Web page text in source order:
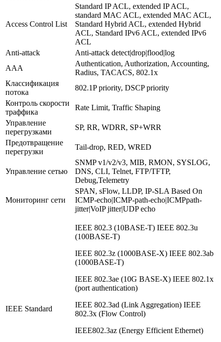
Access Control List
Standard IP ACL, extended IP ACL,
standard MAC ACL, extended MAC ACL,
Standard Hybrid ACL, extended Hybrid
ACL, Standard IPv6 ACL, extended IPv6
ACL
Anti-attack
Anti-attack detect|drop|flood|log
AAA
Authentication, Authorization, Accounting,
Radius, TACACS, 802.1x
Классификация
потока
802.1P priority, DSCP priority
Контроль скорости
траффика
Rate Limit, Traffic Shaping
Управление
перегрузками
SP, RR, WDRR, SP+WRR
Предотвращение
перегрузки
Tail-drop, RED, WRED
Управление сетью
SNMP v1/v2/v3, MIB, RMON, SYSLOG,
DNS, CLI, Telnet, FTP/TFTP,
Debug,Telemetry
Мониторинг сети
SPAN, sFlow, LLDP, IP-SLA Based On
ICMP-echo|ICMP-path-echo|ICMPpath-
jitter|VoIP jitter|UDP echo
IEEE Standard
IEEE 802.3 (10BASE-T) IEEE 802.3u
(100BASE-T)
IEEE 802.3z (1000BASE-X) IEEE 802.3ab
(1000BASE-T)
IEEE 802.3ae (10G BASE-X) IEEE 802.1x
(port authentication)
IEEE 802.3ad (Link Aggregation) IEEE
802.3x (Flow Control)
IEEE802.3az (Energy Efficient Ethernet)